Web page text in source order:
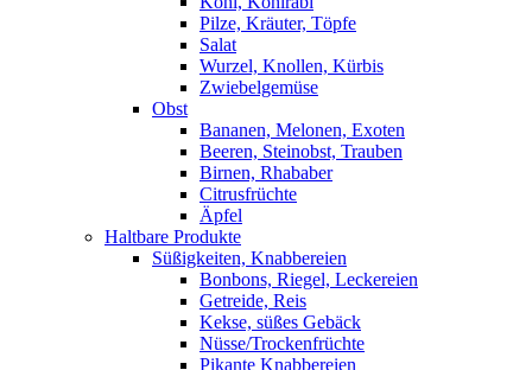
Pilze, Kräuter, Töpfe
Salat
Wurzel, Knollen, Kürbis
Zwiebelgemüse
Obst
Bananen, Melonen, Exoten
Beeren, Steinobst, Trauben
Birnen, Rhababer
Citrusfrüchte
Äpfel
Haltbare Produkte
Süßigkeiten, Knabbereien
Bonbons, Riegel, Leckereien
Getreide, Reis
Kekse, süßes Gebäck
Nüsse/Trockenfrüchte
Pikante Knabbereien